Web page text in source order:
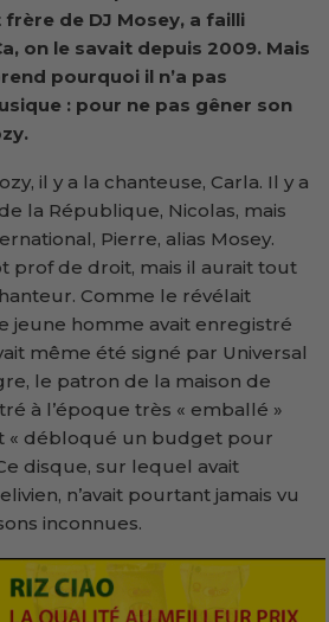
de DJ Mosey, a failli
on le savait depuis 2009. Mais
pourquoi il n’a pas
: pour ne pas gêner son
il y a la chanteuse, Carla. Il y a
la République, Nicolas, mais
Pierre, alias Mosey.
prof de droit, mais il aurait tout
Comme le révélait
jeune homme avait enregistré
même été signé par Universal
le patron de la maison de
à l’époque très « emballé »
« débloqué un budget pour
disque, sur lequel avait
n’avait pourtant jamais vu
inconnues.